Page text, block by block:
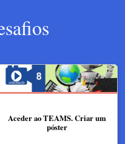
Aceder ao TEAMS. Criar um
póster